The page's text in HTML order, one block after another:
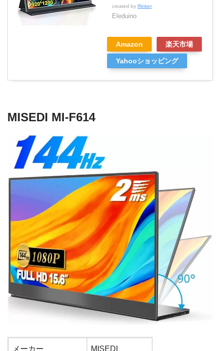
created by Rinker
Eleduino
Amazon 楽天市場
Yahooショッピング
MISEDI MI-F614
メーカー MISEDI